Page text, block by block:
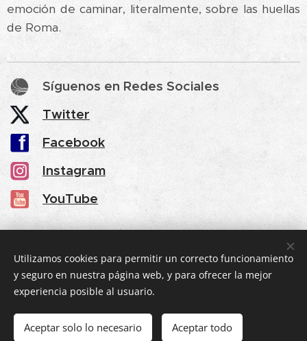
emoción de caminar, literalmente, sobre las huellas
de Roma.
Síguenos en Redes Sociales
Twitter
Facebook
Instagram
YouTube
© 2025 eventic360.Todos los derechos reservados.
Creado por
Cookies
Utilizamos cookies para permitir un correcto funcionamiento
y seguro en nuestra página web, y para ofrecer la mejor
experiencia posible al usuario.
Aceptar solo lo necesario Aceptar todo